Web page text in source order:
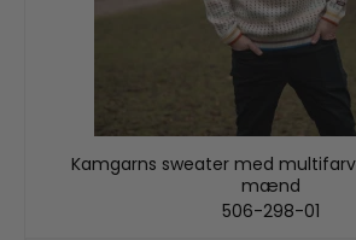
Kamgarns sweater med
mænd
506-298-01